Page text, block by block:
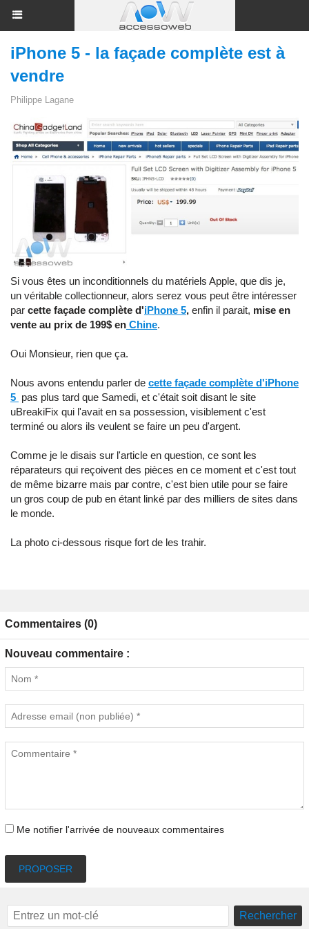
iPhone 5 - la façade complète est à
vendre
Philippe Lagane
Si vous êtes un inconditionnels du matériels Apple, que dis je,
un véritable collectionneur, alors serez vous peut être intéresser
par cette façade complète d'iPhone 5, enfin il parait, mise en
vente au prix de 199$ en Chine.
Oui Monsieur, rien que ça.
Nous avons entendu parler de cette façade complète d'iPhone
5 pas plus tard que Samedi, et c'était soit disant le site
uBreakiFix qui l'avait en sa possession, visiblement c'est
terminé ou alors ils veulent se faire un peu d'argent.
Comme je le disais sur l'article en question, ce sont les
réparateurs qui reçoivent des pièces en ce moment et c'est tout
de même bizarre mais par contre, c'est bien utile pour se faire
un gros coup de pub en étant linké par des milliers de sites dans
le monde.
La photo ci-dessous risque fort de les trahir.
Commentaires (0)
Nouveau commentaire :
Me notifier l'arrivée de nouveaux commentaires
PROPOSER
Rechercher